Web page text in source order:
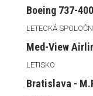
Boeing 737-400
LETECKÁ
Med-View
LETISKO
Bratislava -